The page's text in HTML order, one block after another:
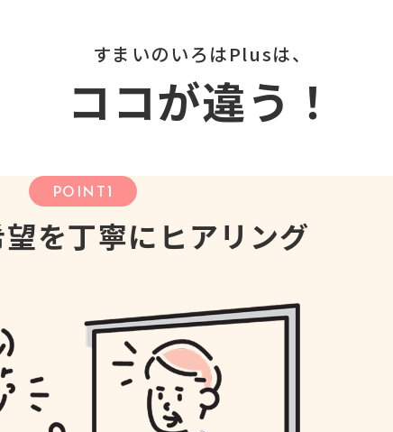
すまいのいろはPlusは、
ココが違う！
POINT 1
を丁寧に ヒアリング